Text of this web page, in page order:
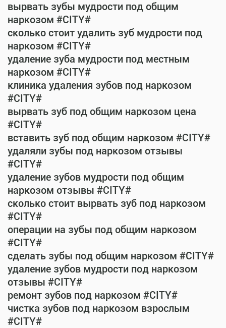
вырвать зубы мудрости под общим
наркозом #CITY#
сколько стоит удалить зуб мудрости под
наркозом #CITY#
удаление зуба мудрости под местным
наркозом #CITY#
клиника удаления зубов под наркозом
#CITY#
вырвать зуб под общим наркозом цена
#CITY#
вставить зуб под общим наркозом #CITY#
удаляли зубы под наркозом отзывы
#CITY#
удаление зубов мудрости под общим
наркозом отзывы #CITY#
сколько стоит вырвать зуб под наркозом
#CITY#
операции на зубы под общим наркозом
#CITY#
сделать зубы под общим наркозом #CITY#
удаление зубов мудрости под наркозом
отзывы #CITY#
ремонт зубов под наркозом #CITY#
чистка зубов под наркозом взрослым
#CITY#